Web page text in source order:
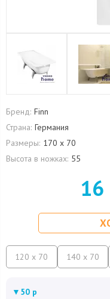
Бренд: Finn
Страна: Германия
Размеры: 170 х 70
Высота в ножках: 55
16
120 x 70 140 x 70
▼ 50 р